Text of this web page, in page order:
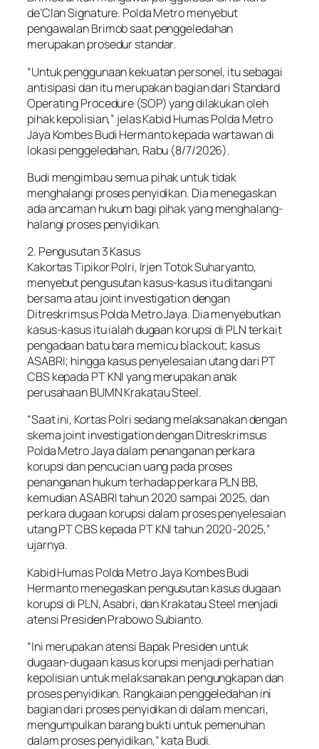
de’Clan Signature. Polda Metro menyebut
pengawalan Brimob saat penggeledahan
merupakan prosedur standar.
“Untuk penggunaan kekuatan personel, itu sebagai
antisipasi dan itu merupakan bagian dari Standard
Operating Procedure (SOP) yang dilakukan oleh
pihak kepolisian,” jelas Kabid Humas Polda Metro
Jaya Kombes Budi Hermanto kepada wartawan di
lokasi penggeledahan, Rabu (8/7/2026).
Budi mengimbau semua pihak untuk tidak
menghalangi proses penyidikan. Dia menegaskan
ada ancaman hukum bagi pihak yang menghalang-
halangi proses penyidikan.
2. Pengusutan 3 Kasus
Kakortas Tipikor Polri, Irjen Totok Suharyanto,
menyebut pengusutan kasus-kasus itu ditangani
bersama atau joint investigation dengan
Ditreskrimsus Polda Metro Jaya. Dia menyebutkan
kasus-kasus itu ialah dugaan korupsi di PLN terkait
pengadaan batu bara memicu blackout; kasus
ASABRI; hingga kasus penyelesaian utang dari PT
CBS kepada PT KNI yang merupakan anak
perusahaan BUMN Krakatau Steel.
“Saat ini, Kortas Polri sedang melaksanakan dengan
skema joint investigation dengan Ditreskrimsus
Polda Metro Jaya dalam penanganan perkara
korupsi dan pencucian uang pada proses
penanganan hukum terhadap perkara PLN BB,
kemudian ASABRI tahun 2020 sampai 2025, dan
perkara dugaan korupsi dalam proses penyelesaian
utang PT CBS kepada PT KNI tahun 2020-2025,”
ujarnya.
Kabid Humas Polda Metro Jaya Kombes Budi
Hermanto menegaskan pengusutan kasus dugaan
korupsi di PLN, Asabri, dan Krakatau Steel menjadi
atensi Presiden Prabowo Subianto.
“Ini merupakan atensi Bapak Presiden untuk
dugaan-dugaan kasus korupsi menjadi perhatian
kepolisian untuk melaksanakan pengungkapan dan
proses penyidikan. Rangkaian penggeledahan ini
bagian dari proses penyidikan di dalam mencari,
mengumpulkan barang bukti untuk pemenuhan
dalam proses penyidikan,” kata Budi.